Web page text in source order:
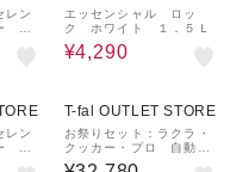
レン
フ
エッセンシャル ロッ
ク ホワイト １．５Ｌ
¥4,290
レン
フ
T-fal OUTLET STORE
お祭りセット：ラクラ・
クッカー・プロ 自動調
理鍋 ブラック（圧力